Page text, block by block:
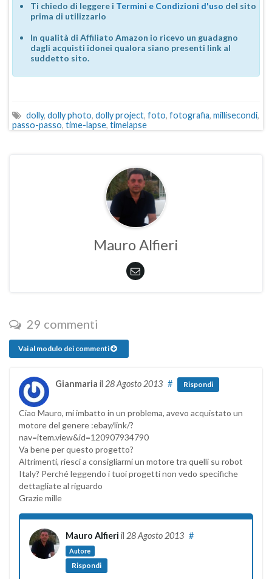
Ti chiedo di leggere i Termini e Condizioni d'uso del sito
prima di utilizzarlo
In qualità di Affiliato Amazon io ricevo un guadagno
dagli acquisti idonei qualora siano presenti link al
suddetto sito.
dolly, dolly photo, dolly project, foto, fotografia, millisecondi,
passo-passo, time-lapse, timelapse
Mauro Alfieri
29 commenti
Vai al modulo dei commenti
Gianmaria il 28 Agosto 2013 # Rispondi
Ciao Mauro, mi imbatto in un problema, avevo acquistato un
motore del genere :ebay/link/?
nav=item.view&id=120907934790
Va bene per questo progetto?
Altrimenti, riesci a consigliarmi un motore tra quelli su robot
Italy? Perché leggendo i tuoi progetti non vedo specifiche
dettagliate al riguardo
Grazie mille
Mauro Alfieri il 28 Agosto 2013
Autore
#
Rispondi